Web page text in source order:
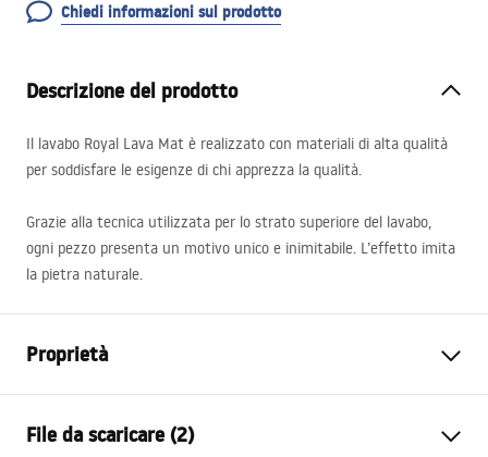
Chiedi informazioni sul prodotto
Descrizione del prodotto
Il lavabo Royal Lava Mat è realizzato con materiali di alta qualità
per soddisfare le esigenze di chi apprezza la qualità.
Grazie alla tecnica utilizzata per lo strato superiore del lavabo,
ogni pezzo presenta un motivo unico e inimitabile. L’effetto imita
la pietra naturale.
Proprietà
Materiale
File da scaricare (2)